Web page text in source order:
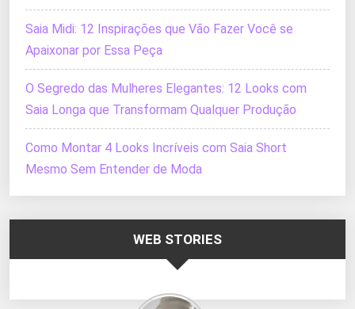
Saia Midi: 12 Inspirações que Vão Fazer Você se
Apaixonar por Essa Peça
O Segredo das Mulheres Elegantes: 12 Looks com
Saia Longa que Transformam Qualquer Produção
Como Montar 4 Looks Incríveis com Saia Short
Mesmo Sem Entender de Moda
WEB STORIES